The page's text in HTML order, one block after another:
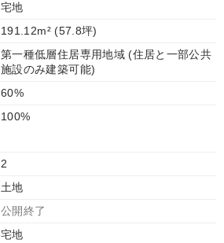
宅地
191.12m² (57.8坪)
第一種低層住居専用地域 (住居と一部公共
施設のみ建築可能)
60%
100%
2
土地
公開終了
宅地